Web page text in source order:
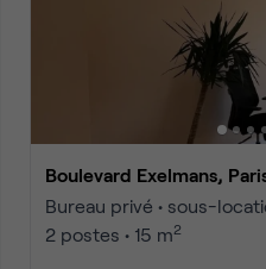
Boulevard Exelmans,
Bureau privé • sous-
2 postes • 15 m2